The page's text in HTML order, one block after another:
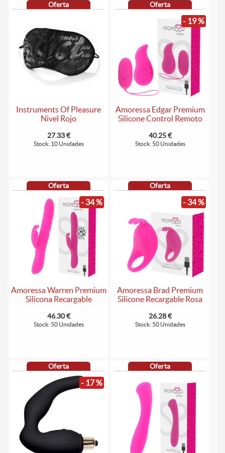
Oferta
Instruments Of Pleasure
Nivel Rojo
27.33 €
Stock: 10 Unidades
Oferta
- 19 %
Amoressa Edgar Premium
Silicone Control Remoto
40.25 €
Stock: 50 Unidades
Oferta
- 34 %
Amoressa Warren Premium
Silicona Recargable
46.30 €
Stock: 50 Unidades
Oferta
- 34 %
Amoressa Brad Premium
Silicone Recargable Rosa
26.28 €
Stock: 50 Unidades
Oferta
- 17 %
Oferta